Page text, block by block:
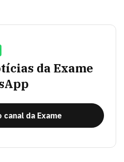
da Exame
canal da Exame